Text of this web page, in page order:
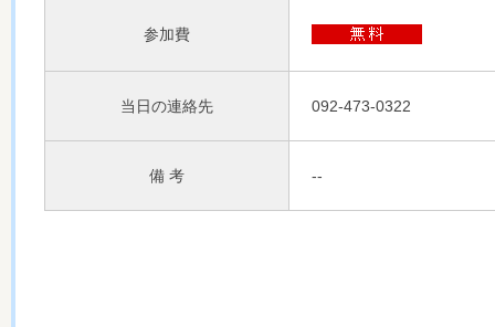
参加費
当日の連絡先 092-473-0322
備 考 --